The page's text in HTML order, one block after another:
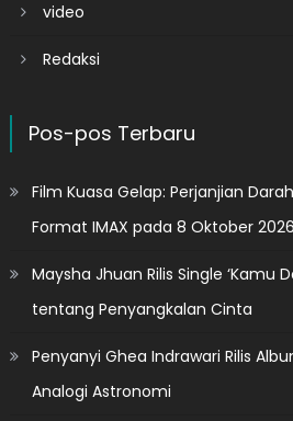
video
Redaksi
Pos-pos Terbaru
Film Kuasa Gelap: Perjanjian
Format IMAX pada 8 Oktober 2026
Maysha Jhuan Rilis Single ‘Kamu
tentang Penyangkalan Cinta
Penyanyi Ghea Indrawari Rilis
Analogi Astronomi